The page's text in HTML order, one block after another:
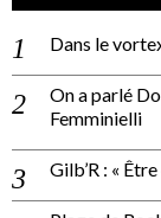
Dans le
On a parlé
Femminielli
Gilb’R : «